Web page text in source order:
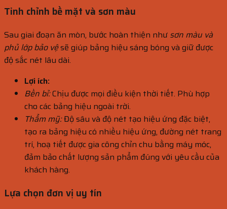
Tinh chỉnh bề mặt và sơn màu
Sau giai đoạn ăn mòn, bước hoàn thiện như sơn màu và
phủ lớp bảo vệsẽ giúp bảng hiệu sáng bóng và giữ được
độ sắc nét lâu dài.
Lợi ích:
Bền bỉ:Chịu được mọi điều kiện thời tiết. Phù hợp
cho các bảng hiệu ngoài trời.
Thẩm mỹ:Độ sâu và độ nét tạo hiệu ứng đặc biệt,
tạo ra bảng hiệu có nhiều hiệu ứng, đường nét trang
trí, hoạ tiết được gia công chỉn chu bằng máy móc,
đảm bảo chất lượng sản phẩm đúng với yêu cầu của
khách hàng.
Lựa chọn đơn vị uy tín